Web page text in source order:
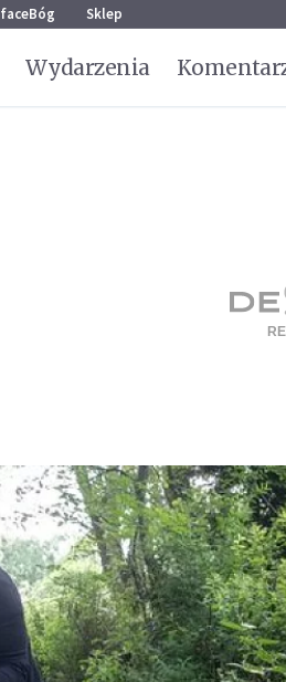
faceBóg Sklep
Wydarzenia